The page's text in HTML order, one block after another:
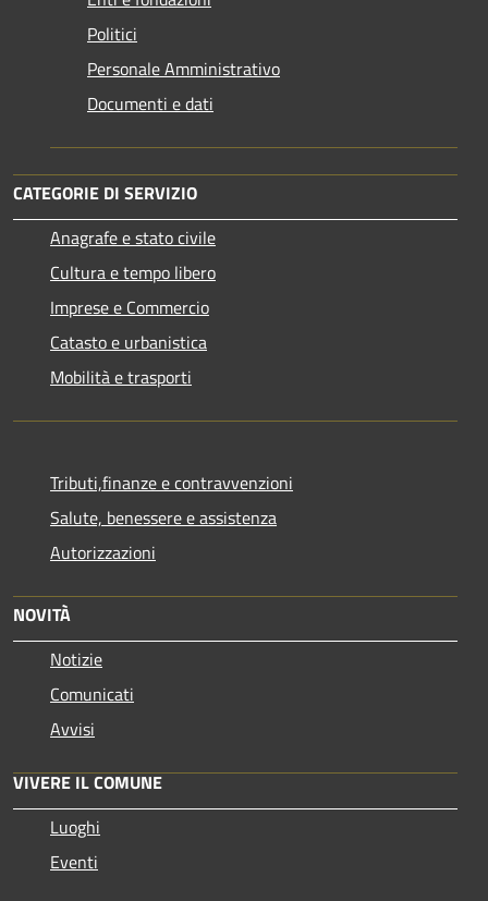
Politici
Personale Amministrativo
Documenti e dati
CATEGORIE DI SERVIZIO
Anagrafe e stato civile
Cultura e tempo libero
Imprese e Commercio
Catasto e urbanistica
Mobilità e trasporti
Tributi,finanze e contravvenzioni
Salute, benessere e assistenza
Autorizzazioni
NOVITÀ
Notizie
Comunicati
Avvisi
VIVERE IL COMUNE
Luoghi
Eventi